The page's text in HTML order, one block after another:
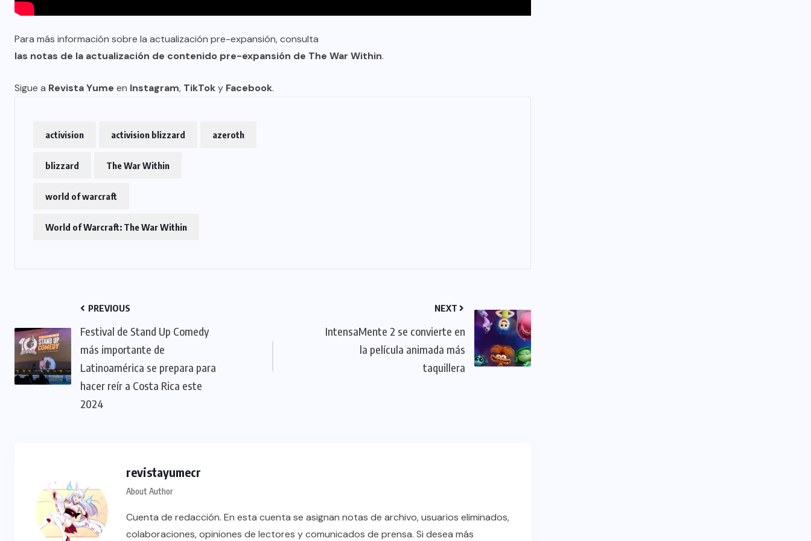
Para más información sobre la actualización pre-expansión, consulta
las notas de la actualización de contenido pre-expansión de The War Within.
Sigue a Revista Yume en Instagram, TikToky Facebook.
activision activision blizzard azeroth
blizzard The War Within
world of warcraft
World of Warcraft: The War Within
PREVIOUS
Festival de Stand Up Comedy
más importante de
Latinoamérica se prepara para
hacer reír a Costa Rica este
2024
NEXT
IntensaMente 2 se convierte en
la película animada más
taquillera
revistayumecr
About Author
Cuenta de redacción. En esta cuenta se asignan notas de archivo, usuarios eliminados,
colaboraciones, opiniones de lectores y comunicados de prensa. Si desea más